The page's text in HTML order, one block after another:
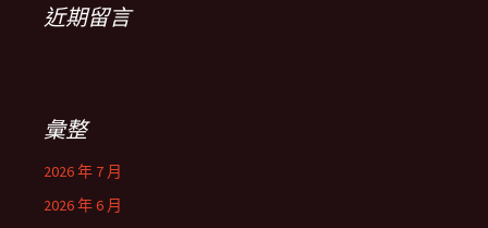
近期留言
彙整
2026 年 7 月
2026 年 6 月